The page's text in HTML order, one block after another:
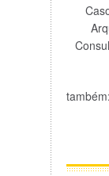
também: